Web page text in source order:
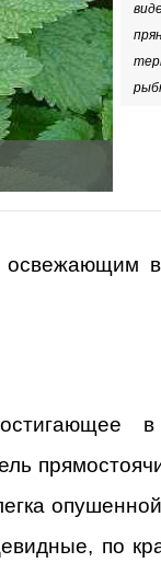
по